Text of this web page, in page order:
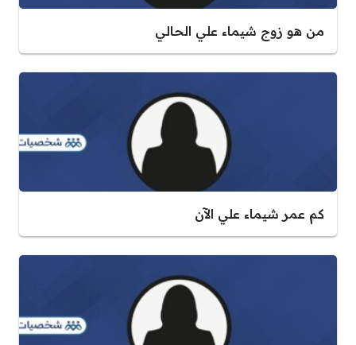
من هو زوج شيماء علي الحالي
كم عمر شيماء علي الآن